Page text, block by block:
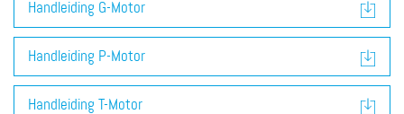
Handleiding G-Motor
Handleiding P-Motor
Handleiding T-Motor